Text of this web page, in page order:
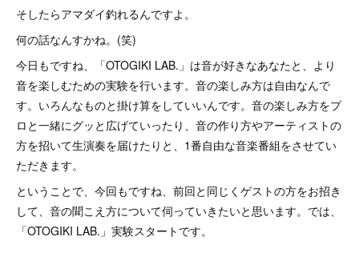
そしたらアマダイ釣れるんですよ。
何の話なんすかね。(笑)
今日もですね、「OTOGIKI LAB.」は音が好きなあなたと、より
音を楽しむための実験を行います。音の楽しみ方は自由なんで
す。いろんなものと掛け算をしていいんです。音の楽しみ方をプ
ロと一緒にグッと広げていったり、音の作り方やアーティストの
方を招いて生演奏を届けたりと、1番自由な音楽番組をさせてい
ただきます。
ということで、今回もですね、前回と同じくゲストの方をお招き
して、音の聞こえ方について伺っていきたいと思います。では、
「OTOGIKI LAB.」実験スタートです。